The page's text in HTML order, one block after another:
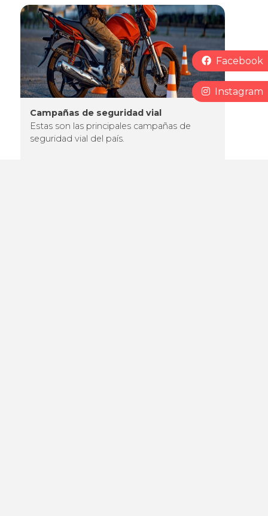
Imagen
Campañas de seguridad vial
Estas son las principales campañas de
seguridad vial del país.
RedesFacebook
Instagram